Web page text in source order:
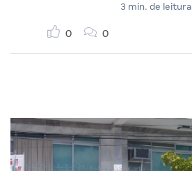
3 min. de leitura
0 0